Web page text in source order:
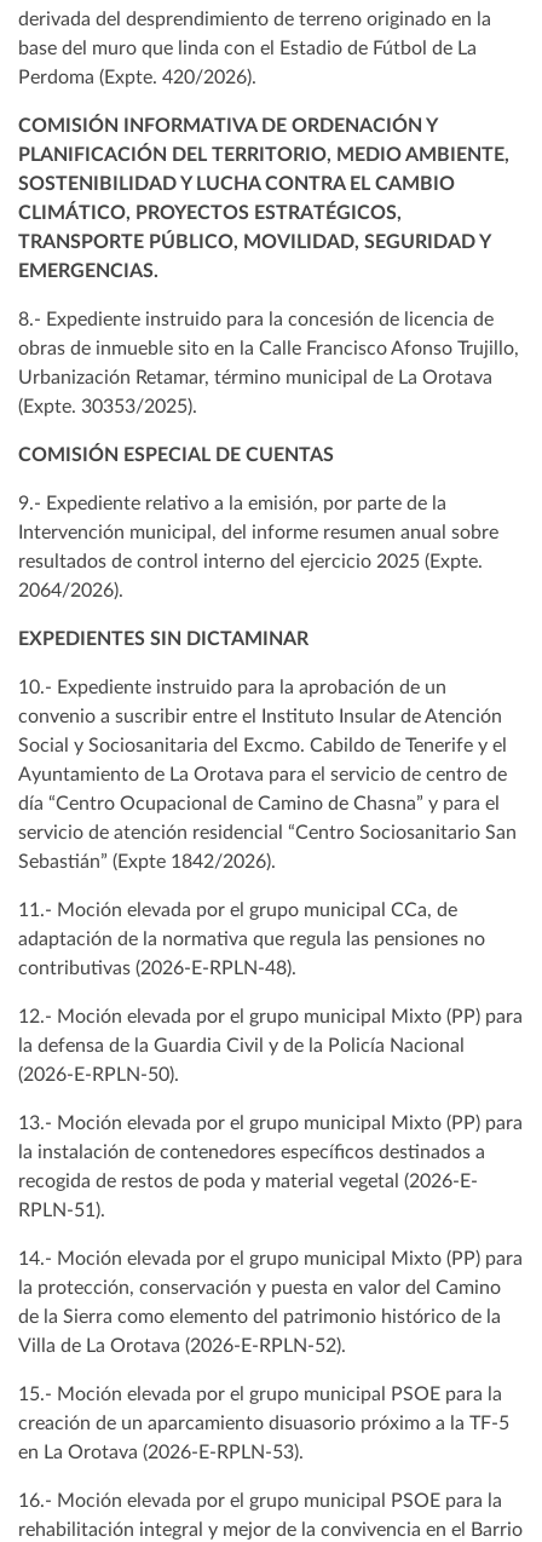
derivada del desprendimiento de terreno originado en la
base del muro que linda con el Estadio de Fútbol de La
Perdoma (Expte. 420/2026).
COMISIÓN INFORMATIVA DE ORDENACIÓN Y
PLANIFICACIÓN DEL TERRITORIO, MEDIO AMBIENTE,
SOSTENIBILIDAD Y LUCHA CONTRA EL CAMBIO
CLIMÁTICO, PROYECTOS ESTRATÉGICOS,
TRANSPORTE PÚBLICO, MOVILIDAD, SEGURIDAD Y
EMERGENCIAS.
8.- Expediente instruido para la concesión de licencia de
obras de inmueble sito en la Calle Francisco Afonso Trujillo,
Urbanización Retamar, término municipal de La Orotava
(Expte. 30353/2025).
COMISIÓN ESPECIAL DE CUENTAS
9.- Expediente relativo a la emisión, por parte de la
Intervención municipal, del informe resumen anual sobre
resultados de control interno del ejercicio 2025 (Expte.
2064/2026).
EXPEDIENTES SIN DICTAMINAR
10.- Expediente instruido para la aprobación de un
convenio a suscribir entre el Instituto Insular de Atención
Social y Sociosanitaria del Excmo. Cabildo de Tenerife y el
Ayuntamiento de La Orotava para el servicio de centro de
día “Centro Ocupacional de Camino de Chasna” y para el
servicio de atención residencial “Centro Sociosanitario San
Sebastián” (Expte 1842/2026).
11.- Moción elevada por el grupo municipal CCa, de
adaptación de la normativa que regula las pensiones no
contributivas (2026-E-RPLN-48).
12.- Moción elevada por el grupo municipal Mixto (PP) para
la defensa de la Guardia Civil y de la Policía Nacional
(2026-E-RPLN-50).
13.- Moción elevada por el grupo municipal Mixto (PP) para
la instalación de contenedores específicos destinados a
recogida de restos de poda y material vegetal (2026-E-
RPLN-51).
14.- Moción elevada por el grupo municipal Mixto (PP) para
la protección, conservación y puesta en valor del Camino
de la Sierra como elemento del patrimonio histórico de la
Villa de La Orotava (2026-E-RPLN-52).
15.- Moción elevada por el grupo municipal PSOE para la
creación de un aparcamiento disuasorio próximo a la TF-5
en La Orotava (2026-E-RPLN-53).
16.- Moción elevada por el grupo municipal PSOE para la
rehabilitación integral y mejor de la convivencia en el Barrio